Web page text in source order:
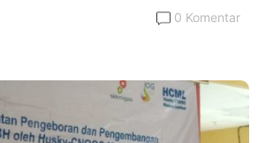
0 Komentar